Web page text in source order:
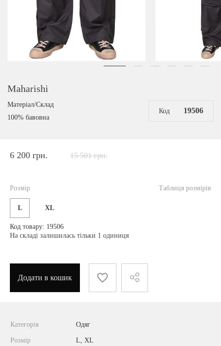
Maharishi
Матеріал/Склад
100% бавовна
Код 19506
6 200 грн. 15 501 грн.
Таблиця розмірів
Розмір
L XL
Код товару: 19506
На складі залишилась тільки 1 одиниця
Додати в кошик
Категорія Одяг
Розмір L, XL